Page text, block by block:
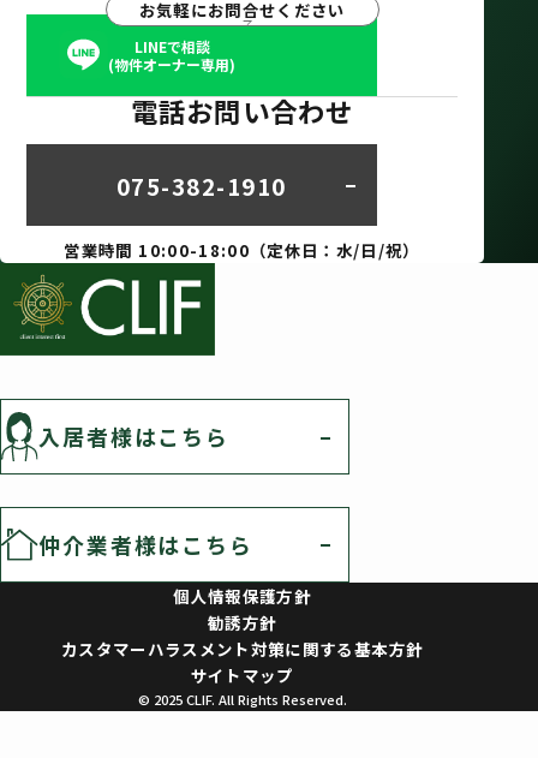
お気軽にお問合せください
LINEで相談
(物件オーナー専用)
電話お問い合わせ
075-382-1910
営業時間 10:00-18:00（定休日：水/日/祝）
入居者様はこちら
仲介業者様はこちら
個人情報保護方針
勧誘方針
カスタマーハラスメント対策に関する基本方針
サイトマップ
© 2025 CLIF. All Rights Reserved.